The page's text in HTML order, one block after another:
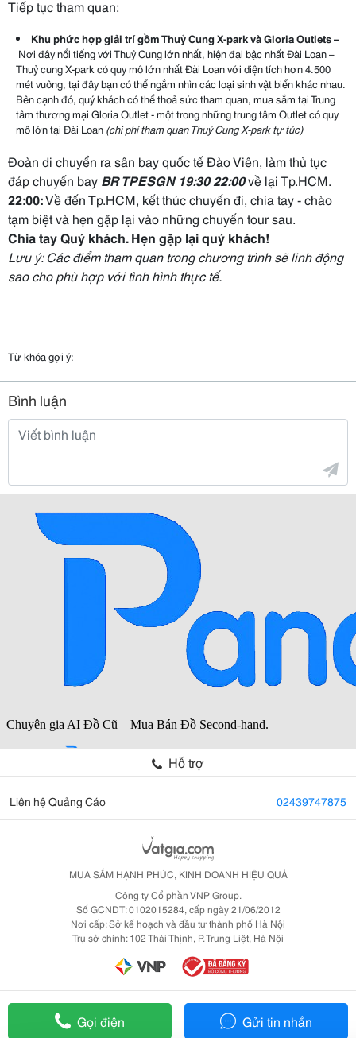
Tiếp tục tham quan:
Khu phức hợp giải trí gồm Thuỷ Cung X-park và Gloria Outlets –
Nơi đây nổi tiếng với Thuỷ Cung lớn nhất, hiện đại bậc nhất Đài Loan –
Thuỷ cung X-park có quy mô lớn nhất Đài Loan với diện tích hơn 4.500
mét vuông, tại đây bạn có thể ngắm nhìn các loại sinh vật biển khác nhau.
Bên cạnh đó, quý khách có thể thoả sức tham quan, mua sắm tại Trung
tâm thương mại Gloria Outlet - một trong những trung tâm Outlet có quy
mô lớn tại Đài Loan (chi phí tham quan Thuỷ Cung X-park tự túc)
Đoàn di chuyển ra sân bay quốc tế Đào Viên, làm thủ tục
đáp chuyến bay BR TPESGN 19:3022:00về lại Tp.HCM.
22:00:Về đến Tp.HCM, kết thúc chuyến đi, chia tay - chào
tạm biệt và hẹn gặp lại vào những chuyến tour sau.
Chia tay Quý khách. Hẹn gặp lại quý khách!
Lưu ý: Các điểm tham quan trong chương trình sẽ linh động
sao cho phù hợp với tình hình thực tế.
Từ khóa gợi ý:
Bình luận
Gọi điện Gửi tin nhắn
Hỗ trợ
Liên hệ Quảng Cáo 02439747875
MUA SẮM HẠNH PHÚC, KINH DOANH HIỆU QUẢ
Công ty Cổ phần VNP Group.
Số GCNDT: 0102015284, cấp ngày 21/06/2012
Nơi cấp: Sở kế hoạch và đầu tư thành phố Hà Nội
Trụ sở chính: 102 Thái Thịnh, P. Trung Liệt, Hà Nội